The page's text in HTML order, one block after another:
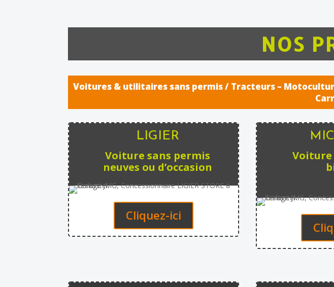
NOS
Voitures & utilitaires sans permis / Tracteurs –
LIGIER
Voiture sans permis
neuves ou d’occasion
Cliquez-ici
Voiture